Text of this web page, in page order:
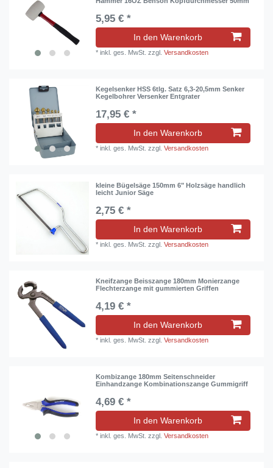
5,95 € *
In den Warenkorb
*inkl. ges. MwSt. zzgl.Versandkosten
Kegelsenker HSS 6tlg. Satz 6,3-20,5mm Senker
Kegelbohrer Versenker Entgrater
17,95 € *
In den Warenkorb
*inkl. ges. MwSt. zzgl.Versandkosten
kleine Bügelsäge 150mm 6" Holzsäge handlich
leicht Junior Säge
2,75 € *
In den Warenkorb
*inkl. ges. MwSt. zzgl.Versandkosten
Kneifzange Beisszange 180mm Monierzange
Flechterzange mit gummierten Griffen
4,19 € *
In den Warenkorb
*inkl. ges. MwSt. zzgl.Versandkosten
Kombizange 180mm Seitenschneider
Einhandzange Kombinationszange Gummigriff
4,69 € *
In den Warenkorb
*inkl. ges. MwSt. zzgl.Versandkosten